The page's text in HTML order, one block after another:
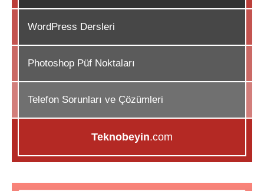
WordPress Dersleri
Photoshop Püf Noktaları
Telefon Sorunları ve Çözümleri
Teknobeyin.com